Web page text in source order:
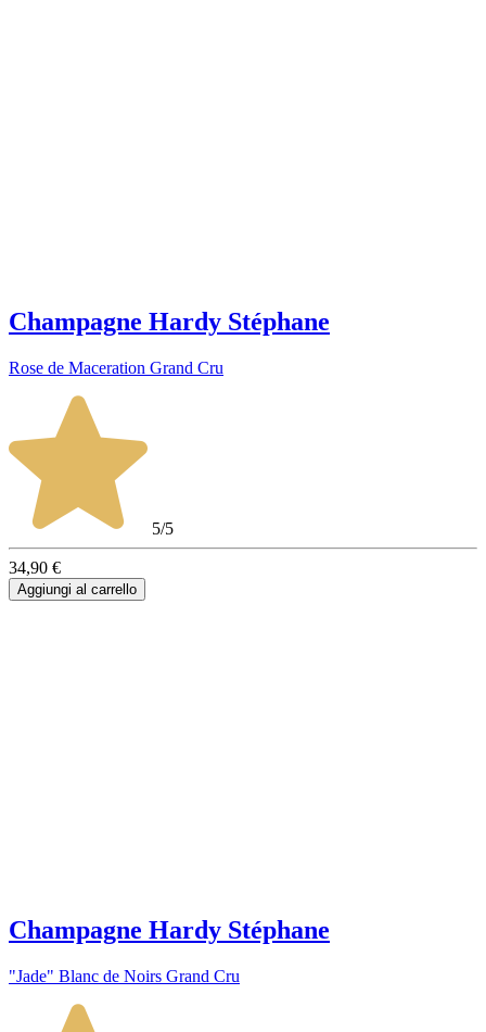
Champagne Hardy Stéphane
Rose de Maceration Grand Cru
5/5
34,90 €
Aggiungi al carrello
Champagne Hardy Stéphane
"Jade" Blanc de Noirs Grand Cru